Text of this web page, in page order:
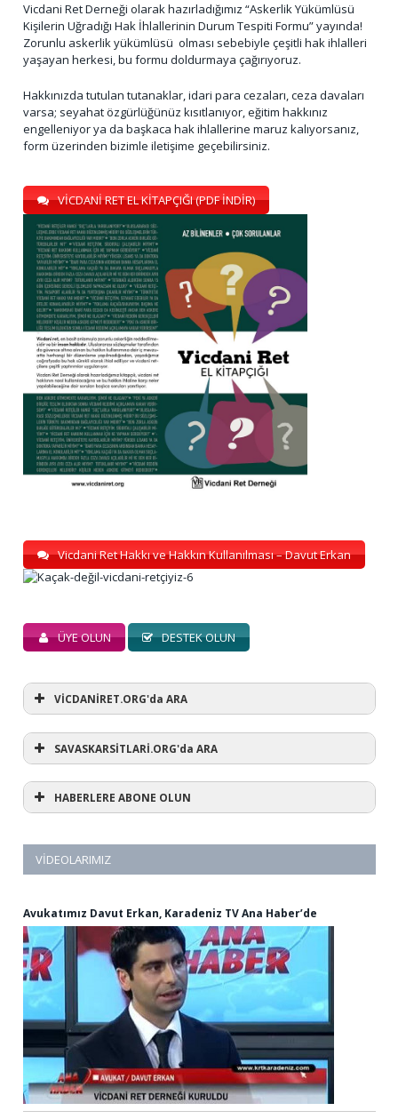
Vicdani Ret Derneği olarak hazırladığımız “Askerlik Yükümlüsü
Kişilerin Uğradığı Hak İhlallerinin Durum Tespiti Formu” yayında!
Zorunlu askerlik yükümlüsü olması sebebiyle çeşitli hak ihlalleri
yaşayan herkesi, bu formu doldurmaya çağırıyoruz.
Hakkınızda tutulan tutanaklar, idari para cezaları, ceza davaları
varsa; seyahat özgürlüğünüz kısıtlanıyor, eğitim hakkınız
engelleniyor ya da başkaca hak ihlallerine maruz kalıyorsanız,
form üzerinden bizimle iletişime geçebilirsiniz.
VİCDANİ RET EL KİTAPÇIĞI (PDF İNDİR)
Vicdani Ret Hakkı ve Hakkın Kullanılması – Davut Erkan
ÜYE OLUN DESTEK OLUN
VİCDANİRET.ORG'da ARA
SAVASKARSİTLARİ.ORG'da ARA
HABERLERE ABONE OLUN
VIDEOLARIMIZ
Avukatımız Davut Erkan, Karadeniz TV Ana Haber’de